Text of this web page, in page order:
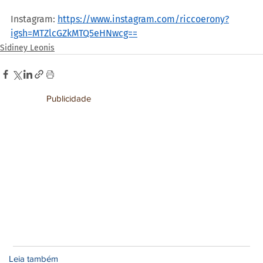
Instagram: https://www.instagram.com/riccoerony?
igsh=MTZlcGZkMTQ5eHNwcg==
Sidiney Leonis
Publicidade
Leia também